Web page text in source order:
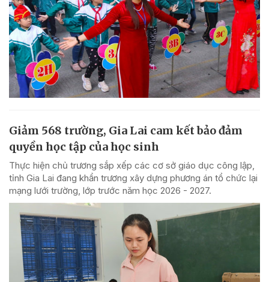
Giảm 568 trường, Gia Lai cam kết bảo đảm
quyền học tập của học sinh
Thực hiện chủ trương sắp xếp các cơ sở giáo dục công lập,
tỉnh Gia Lai đang khẩn trương xây dựng phương án tổ chức lại
mạng lưới trường, lớp trước năm học 2026 - 2027.